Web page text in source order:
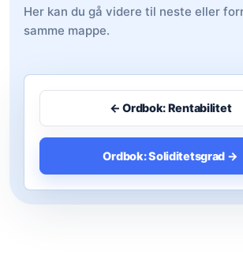
Her kan du gå videre til neste eller
samme mappe.
← Ordbok: Rentabilitet
Ordbok: Soliditetsgrad →